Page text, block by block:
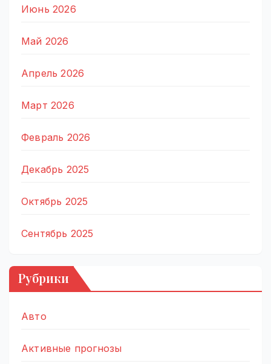
Июнь 2026
Май 2026
Апрель 2026
Март 2026
Февраль 2026
Декабрь 2025
Октябрь 2025
Сентябрь 2025
Рубрики
Авто
Активные прогнозы